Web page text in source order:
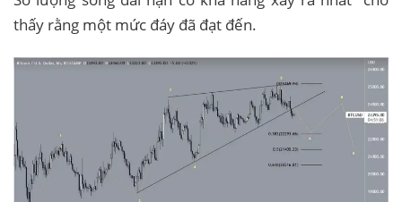
thấy rằng một mức đáy đã đạt đến.